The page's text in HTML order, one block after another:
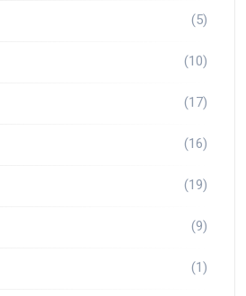
(5)
(10)
(17)
(16)
(19)
(9)
(1)